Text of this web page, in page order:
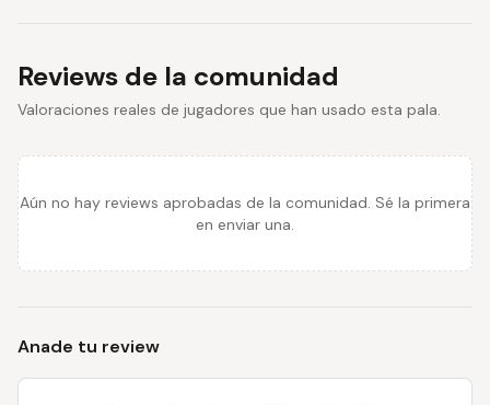
Reviews de la comunidad
Valoraciones reales de jugadores que han usado esta pala.
Aún no hay reviews aprobadas de la comunidad. Sé la primera
en enviar una.
Anade tu review